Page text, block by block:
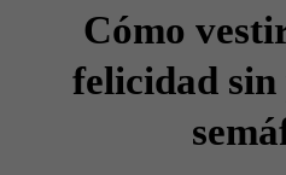
Cómo
felicidad sin